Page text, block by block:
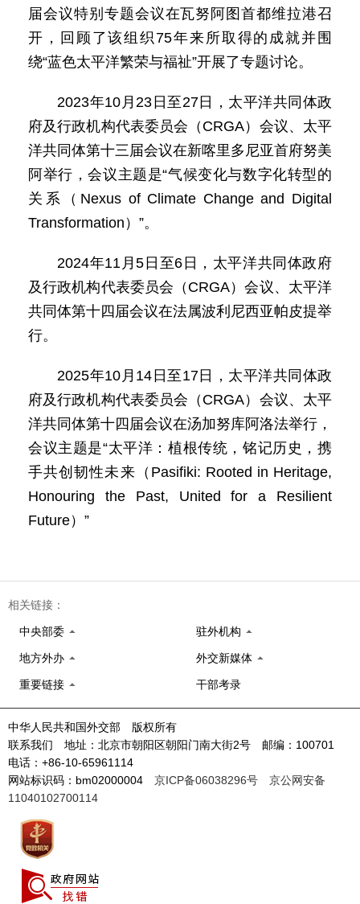
届会议特别专题会议在瓦努阿图首都维拉港召
开，回顾了该组织75年来所取得的成就并围
绕“蓝色太平洋繁荣与福祉”开展了专题讨论。
2023年10月23日至27日，太平洋共同体政
府及行政机构代表委员会（CRGA）会议、太平
洋共同体第十三届会议在新喀里多尼亚首府努美
阿举行，会议主题是“气候变化与数字化转型的
关系（Nexus of Climate Change and Digital
Transformation）”。
2024年11月5日至6日，太平洋共同体政府
及行政机构代表委员会（CRGA）会议、太平洋
共同体第十四届会议在法属波利尼西亚帕皮提举
行。
2025年10月14日至17日，太平洋共同体政
府及行政机构代表委员会（CRGA）会议、太平
洋共同体第十四届会议在汤加努库阿洛法举行，
会议主题是“太平洋：植根传统，铭记历史，携
手共创韧性未来（Pasifiki: Rooted in Heritage,
Honouring the Past, United for a Resilient
Future）”
相关链接：
中央部委 驻外机构
地方外办 外交新媒体
重要链接 干部考录
中华人民共和国外交部 版权所有
联系我们 地址：北京市朝阳区朝阳门南大街2号 邮编：100701
电话：+86-10-65961114
网站标识码：bm02000004 京ICP备06038296号
京公网安备
11040102700114